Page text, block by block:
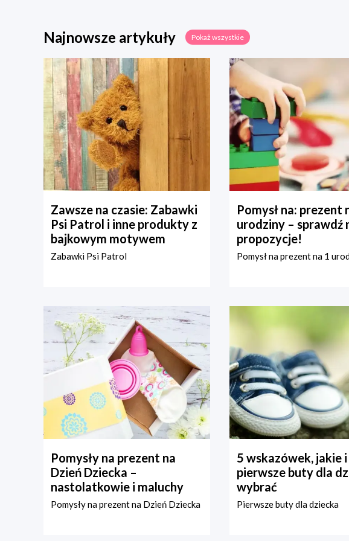
Najnowsze artykuły Pokaż wszystkie
Zawsze na czasie: Zabawki
Psi Patrol i inne produkty z
bajkowym motywem
Zabawki Psi Patrol
Pomysł na: prezent
urodziny – sprawdź
propozycje!
Pomysł na prezent na 1
Pomysły na prezent na
Dzień Dziecka –
nastolatkowie i maluchy
Pomysły na prezent na Dzień Dziecka
5 wskazówek, jakie
pierwsze buty dla
wybrać
Pierwsze buty dla dziecka